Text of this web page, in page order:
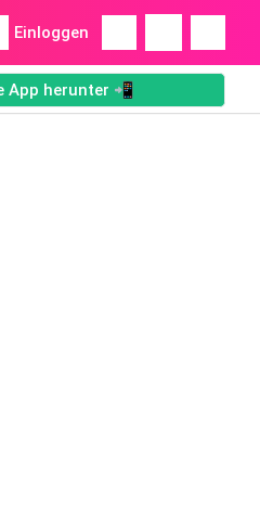
Einloggen
App herunter 📲